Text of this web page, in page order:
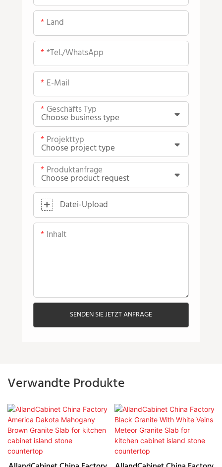
Land
*Tel./WhatsApp
E-Mail
Geschäfts Typ
Projekttyp
Produktanfrage
Datei-Upload
Inhalt
SENDEN SIE JETZT ANFRAGE
Verwandte Produkte